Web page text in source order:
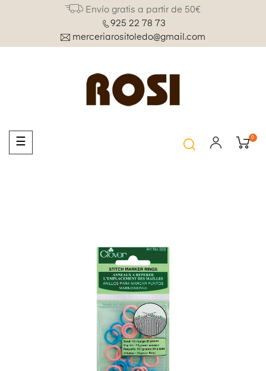
Envío gratis a partir de 50€
925 22 78 73
merceriarositoledo@gmail.com
Navegación
de
☰ 0